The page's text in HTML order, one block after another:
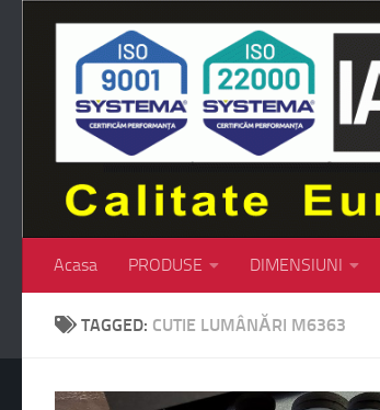
Skip to content
Acasa PRODUSE DIMENSIUNI
TAGGED: CUTIE LUMÂNĂRI M6363